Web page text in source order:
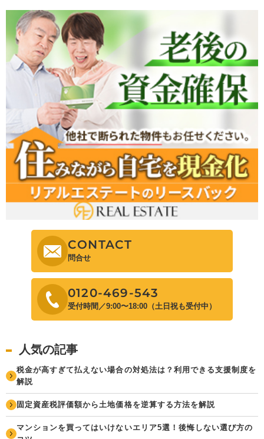
CONTACT
問合せ
0120-469-543
受付時間／9:00〜18:00（土日祝も受付中）
人気の記事
税金が高すぎて払えない場合の対処法は？利用できる支援制度を
解説
固定資産税評価額から土地価格を逆算する方法を解説
マンションを買ってはいけないエリア5選！後悔しない選び方の